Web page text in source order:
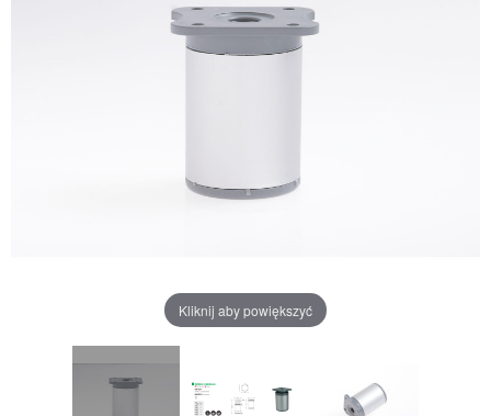
Kliknij aby powiększyć